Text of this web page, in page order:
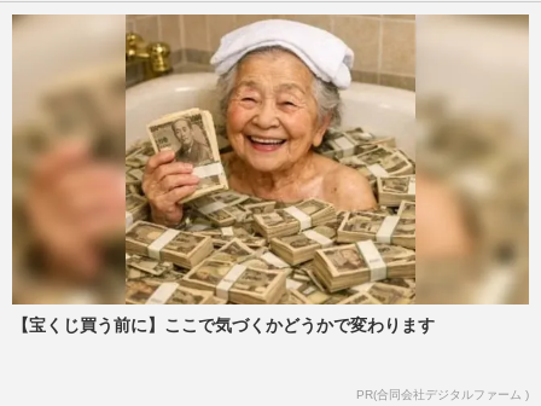
【宝くじ買う前に】ここで気づくかどうかで変わります
PR(合同会社デジタルファーム )